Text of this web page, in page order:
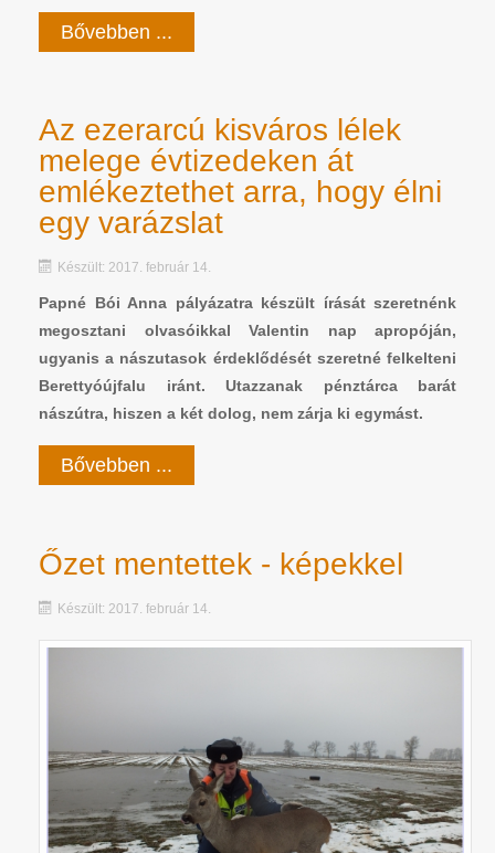
Bővebben ...
Az ezerarcú kisváros lélek
melege évtizedeken át
emlékeztethet arra, hogy élni
egy varázslat
Készült: 2017. február 14.
Papné Bói Anna pályázatra készült írását szeretnénk
megosztani olvasóikkal Valentin nap apropóján,
ugyanis a nászutasok érdeklődését szeretné felkelteni
Berettyóújfalu iránt. Utazzanak pénztárca barát
nászútra, hiszen a két dolog, nem zárja ki egymást.
Bővebben ...
Őzet mentettek - képekkel
Készült: 2017. február 14.